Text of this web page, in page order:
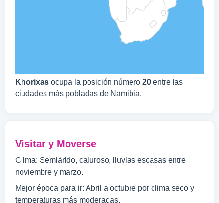
Khorixas ocupa la posición número 20 entre las
ciudades más pobladas de Namibia.
Visitar y Moverse
Clima: Semiárido, caluroso, lluvias escasas entre
noviembre y marzo.
Mejor época para ir: Abril a octubre por clima seco y
temperaturas más moderadas.